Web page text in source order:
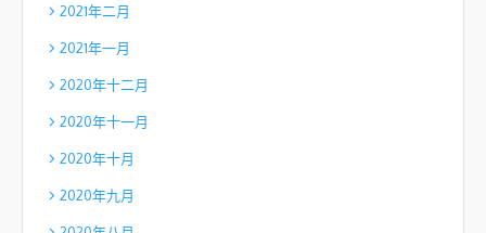
2021年二月
2021年一月
2020年十二月
2020年十一月
2020年十月
2020年九月